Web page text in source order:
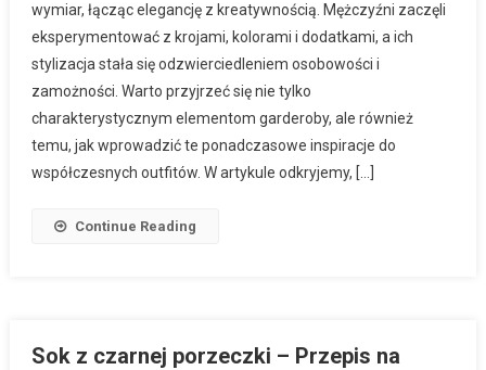
wymiar, łącząc elegancję z kreatywnością. Mężczyźni zaczęli
eksperymentować z krojami, kolorami i dodatkami, a ich
stylizacja stała się odzwierciedleniem osobowości i
zamożności. Warto przyjrzeć się nie tylko
charakterystycznym elementom garderoby, ale również
temu, jak wprowadzić te ponadczasowe inspiracje do
współczesnych outfitów. W artykule odkryjemy, […]
Continue Reading
Sok z czarnej porzeczki – Przepis na